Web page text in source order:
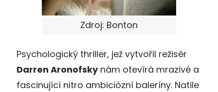
Zdroj: Bonton
Psychologický thriller, jež vytvořil režisér
Darren Aronofskynám otevírá mrazivé a
fascinující nitro ambiciózní baleríny. Natile